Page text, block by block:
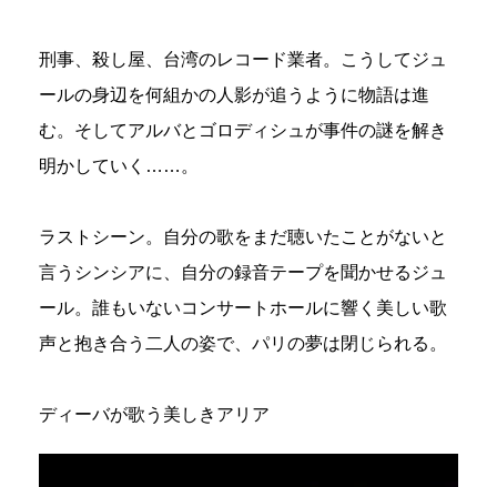
刑事、殺し屋、台湾のレコード業者。こうしてジュ
ールの身辺を何組かの人影が追うように物語は進
む。そしてアルバとゴロディシュが事件の謎を解き
明かしていく……。
ラストシーン。自分の歌をまだ聴いたことがないと
言うシンシアに、自分の録音テープを聞かせるジュ
ール。誰もいないコンサートホールに響く美しい歌
声と抱き合う二人の姿で、パリの夢は閉じられる。
ディーバが歌う美しきアリア